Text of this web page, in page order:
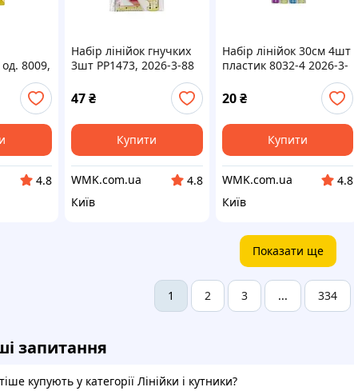
8009,
4.8
Набір лінійок гнучких
3шт PP1473, 2026-3-88
47₴
Купити
WMK.com.ua
4.8
Київ
Набір лінійок 30см 4шт
пластик 8032-4 2026-3-
20 ₴
Купити
WMK.com.ua
4.8
Київ
Показати ще
1 2 3 ... 334
запитання
купують у категорії Лінійки і кутники?